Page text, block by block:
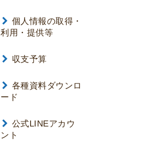
個人情報の取得・
利用・提供等
収支予算
各種資料ダウンロ
ード
公式LINEアカウ
ント